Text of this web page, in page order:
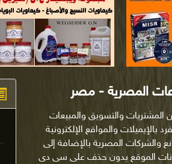
المصرية - مصر
المشتريات والتسويق والمبيعات
العامة منذ عام 1998 والذى ينفرد بالإيميلات والمواقع الإلكترونية
والشركات المصرية بالإضافة إلى
الموقع بدون حذف على سى دى